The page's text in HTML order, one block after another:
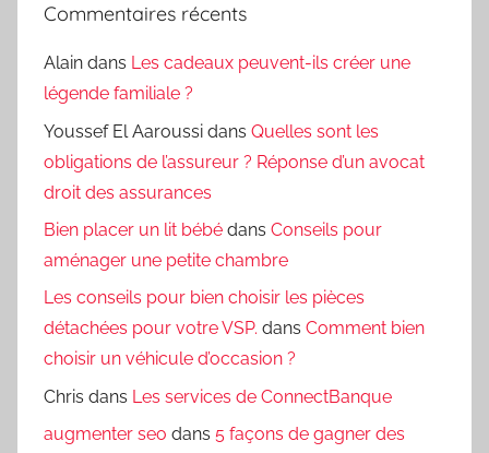
Commentaires récents
Alain dans Les cadeaux peuvent-ils créer une
légende familiale ?
Youssef El Aaroussi dans Quelles sont les
obligations de l’assureur ? Réponse d’un avocat
droit des assurances
Bien placer un lit bébé dans Conseils pour
aménager une petite chambre
Les conseils pour bien choisir les pièces
détachées pour votre VSP. dans Comment bien
choisir un véhicule d’occasion ?
Chris dans Les services de ConnectBanque
augmenter seo dans 5 façons de gagner des